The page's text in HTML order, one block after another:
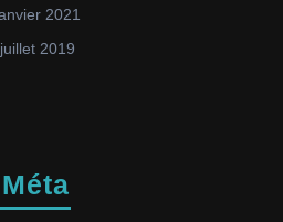
2021
juillet 2019
Méta